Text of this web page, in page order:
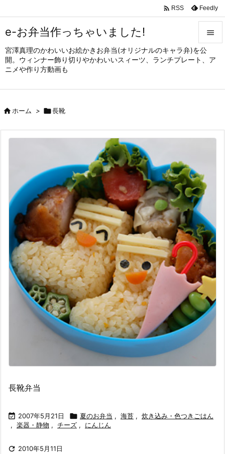
e-お弁当作っちゃいました!
宮澤真理のかわいいお絵かきお弁当(オリジナルのキャラ弁)を公
開。ウィンナー飾り切りやかわいいスィーツ、ランチプレート、ア
ニメや作り方動画も


メニュ
サイド

 RSS Feedly
ホーム > 長靴
長靴弁当
 2007年5月21日  夏のお弁当 , 海苔 , 炊き込み・色つきごはん
, 楽器・静物 , チーズ , にんじん
 2010年5月11日